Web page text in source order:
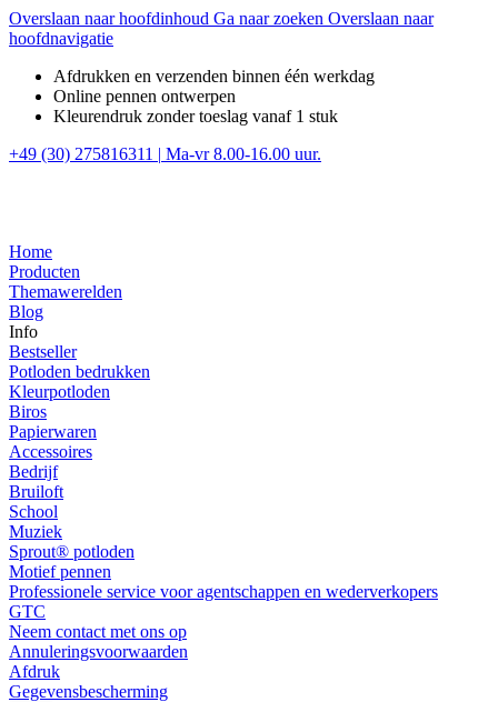
Overslaan naar hoofdinhoud Ga naar zoeken Overslaan naar
hoofdnavigatie
Afdrukken en verzenden binnen één werkdag
Online pennen ontwerpen
Kleurendruk zonder toeslag vanaf 1 stuk
+49 (30) 275816311 | Ma-vr 8.00-16.00 uur.
Home
Producten
Themawerelden
Blog
Info
Bestseller
Potloden bedrukken
Kleurpotloden
Biros
Papierwaren
Accessoires
Bedrijf
Bruiloft
School
Muziek
Sprout® potloden
Motief pennen
Professionele service voor agentschappen en wederverkopers
GTC
Neem contact met ons op
Annuleringsvoorwaarden
Afdruk
Gegevensbescherming